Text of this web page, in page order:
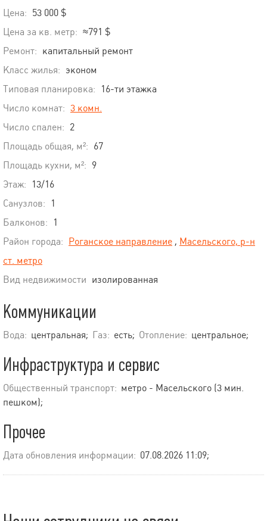
Цена: 53 000 $
Цена за кв. метр: ≈791 $
Ремонт: капитальный ремонт
Класс жилья: эконом
Типовая планировка:
16-ти этажка
Число комнат: 3 комн.
Число спален: 2
Площадь общая, м²: 67
Площадь кухни, м²: 9
Этаж:
13/16
Санузлов:
1
Балконов:
1
Район города: Роганское направление , Масельского, р-н
ст. метро
Вид недвижимости изолированная
Коммуникации
Вода: центральная; Газ: есть; Отопление: центральное;
Инфраструктура и сервис
Общественный транспорт: метро - Масельского (3 мин.
пешком);
Прочее
Дата обновления информации: 07.08.2026 11:09;